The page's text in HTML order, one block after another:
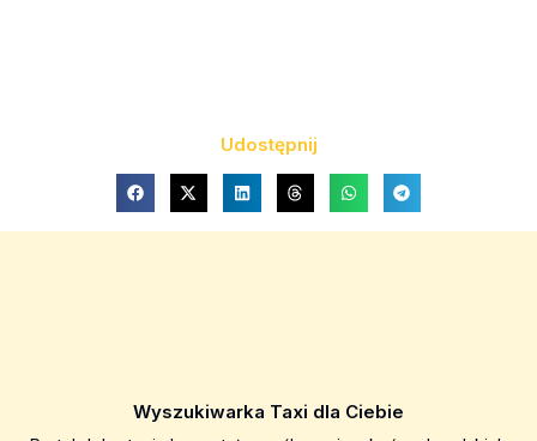
Udostępnij
Wyszukiwarka Taxi dla Ciebie